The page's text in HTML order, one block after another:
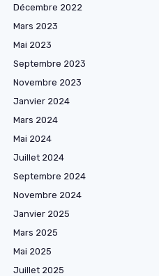
Décembre 2022
Mars 2023
Mai 2023
Septembre 2023
Novembre 2023
Janvier 2024
Mars 2024
Mai 2024
Juillet 2024
Septembre 2024
Novembre 2024
Janvier 2025
Mars 2025
Mai 2025
Juillet 2025